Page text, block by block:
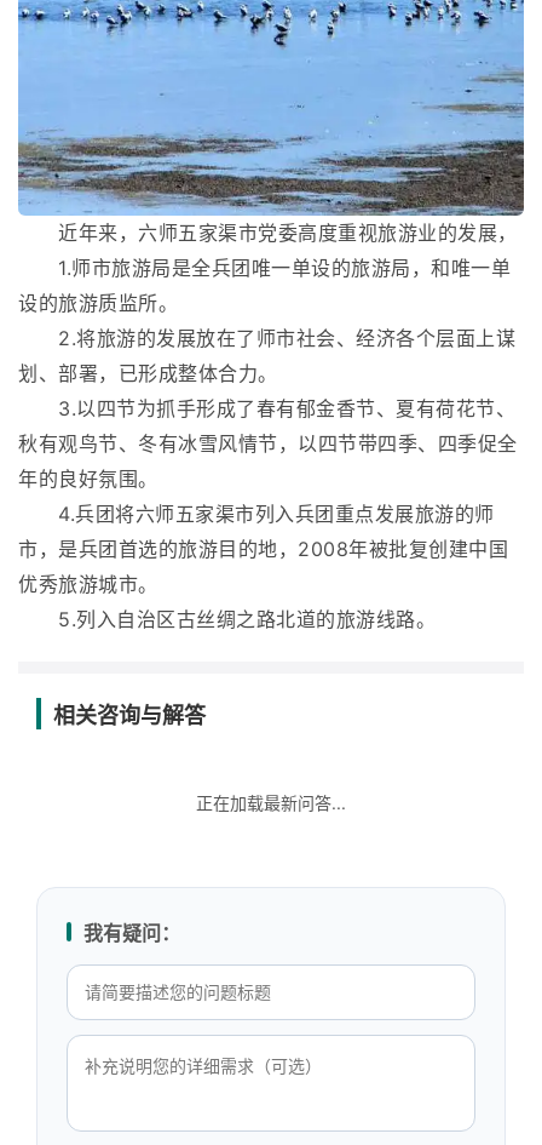
近年来，六师五家渠市党委高度重视旅游业的发展，
1.师市旅游局是全兵团唯一单设的旅游局，和唯一单
设的旅游质监所。
2.将旅游的发展放在了师市社会、经济各个层面上谋
划、部署，已形成整体合力。
3.以四节为抓手形成了春有郁金香节、夏有荷花节、
秋有观鸟节、冬有冰雪风情节，以四节带四季、四季促全
年的良好氛围。
4.兵团将六师五家渠市列入兵团重点发展旅游的师
市，是兵团首选的旅游目的地，2008年被批复创建中国
优秀旅游城市。
5.列入自治区古丝绸之路北道的旅游线路。
相关咨询与解答
正在加载最新问答...
我有疑问：